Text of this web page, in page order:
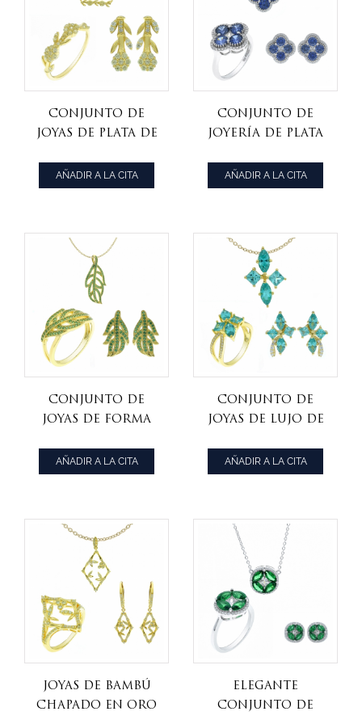
Conjunto de
joyas de plata de
AÑADIR A LA CITA
Conjunto de
joyería de plata
cuatro hojas de
trébol
AÑADIR A LA CITA
Conjunto de
joyas de forma
de ley 925
AÑADIR A LA CITA
Conjunto de
joyas de lujo de
esterlina
AÑADIR A LA CITA
joyas de bambú
chapado en oro
elegante
conjunto de